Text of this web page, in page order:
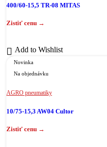
400/60-15,5 TR-08 MITAS
Add to Wishlist
Novinka
Na objednávku
AGRO pneumatiky
10/75-15,3 AW04 Cultor